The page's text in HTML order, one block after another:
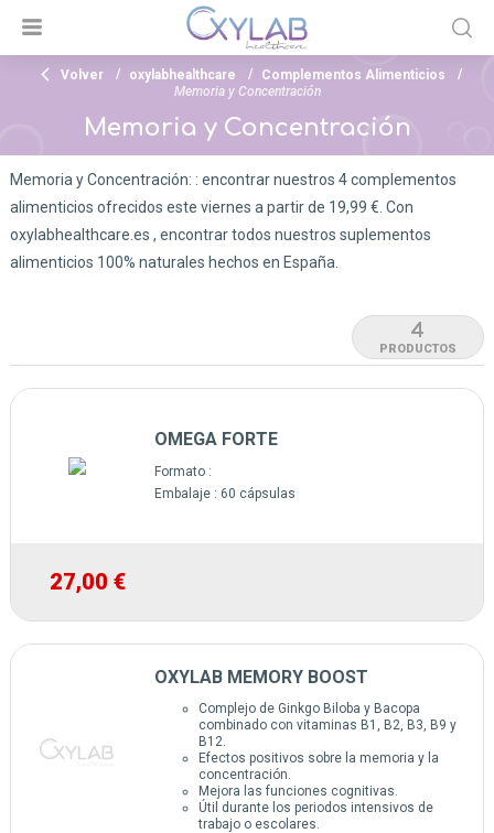
Volver oxylabhealthcare
Complementos Alimenticios
Memoria y Concentración
Memoria y Concentración
Memoria y Concentración: : encontrar nuestros 4 complementos
alimenticios ofrecidos este viernes a partir de 19,99 €. Con
oxylabhealthcare.es , encontrar todos nuestros suplementos
alimenticios 100% naturales hechos en España.
4
PRODUCTOS
OMEGA FORTE
Formato :
Embalaje : 60 cápsulas
27,00 €
OXYLAB MEMORY BOOST
Complejo de Ginkgo Biloba y Bacopa
combinado con vitaminas B1, B2, B3, B9 y
B12.
Efectos positivos sobre la memoria y la
concentración.
Mejora las funciones cognitivas.
Útil durante los periodos intensivos de
trabajo o escolares.